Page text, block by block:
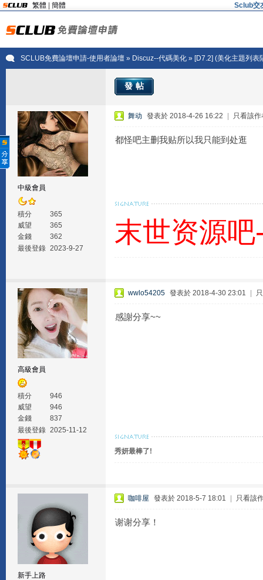
繁體 簡體 Sclub交
SCLUB免費論壇申請-使用者論壇» Discuz--代碼美化» [D7.2] (美化主題列表
發帖
中級會員
積分
365
威望
365
金錢
362
最後登錄 2023-9-27
舞动 發表於 2018-4-26 16:22 只看該作
都怪吧主删我贴所以我只能到处逛
末世资源
高級會員
積分
946
威望
946
金錢
837
最後登錄 2025-11-12
wwlo54205 發表於 2018-4-30 23:01
感謝分享~~
秀妍最棒了!
新手上路
咖啡屋 發表於 2018-5-7 18:01 只看該
谢谢分享！